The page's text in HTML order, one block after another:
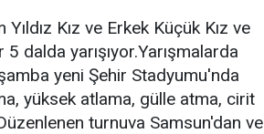
Kız ve Erkek Küçük Kız ve
dalda yarışıyor.Yarışmalarda
yeni Şehir Stadyumu'nda
yüksek atlama, gülle atma, cirit
turnuva Samsun'dan ve